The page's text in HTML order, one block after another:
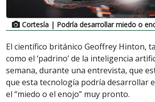
Cortesía | Podría desarrollar miedo o
El científico británico Geoffrey Hinton,
como el ‘padrino’ de la inteligencia
semana, durante una entrevista, que
que esta tecnología podría desarrollar
el “miedo o el enojo” muy pronto.